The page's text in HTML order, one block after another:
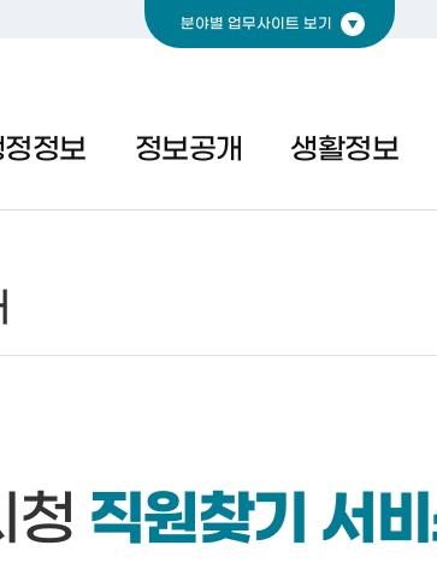
분야별 업무사이트 보기
정보 정보공개 생활정보
청 직원찾기 서